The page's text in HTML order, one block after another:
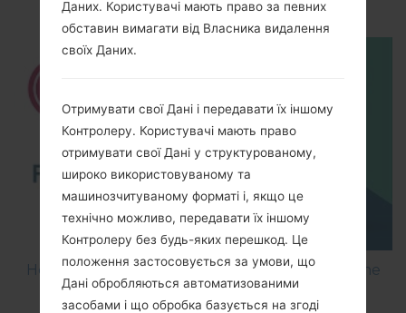
How to Flash Stock Firmware on LG Smartphone
using LG UP?
Даних. Користувачі мають право за певних
обставин вимагати від Власника видалення
своїх Даних.
Отримувати свої Дані і передавати їх іншому
Контролеру. Користувачі мають право
отримувати свої Дані у структурованому,
широко використовуваному та
машинозчитуваному форматі і, якщо це
технічно можливо, передавати їх іншому
Контролеру без будь-яких перешкод. Це
положення застосовується за умови, що
Дані обробляються автоматизованими
засобами і що обробка базується на згоді